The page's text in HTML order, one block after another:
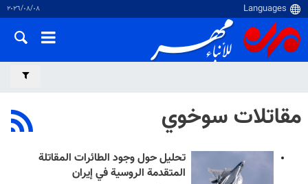
٠٨‏/٠٨‏/٢٠٢٦
مقاتلات سوخوي
تحليل حول وجود الطائرات المقاتلة
المتقدمة الروسية في إيران